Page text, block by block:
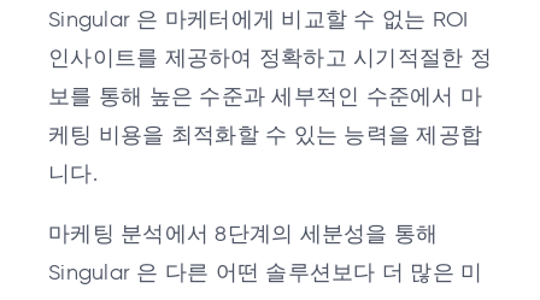
Singular 은 마케터에게 비교할 수 없는 ROI
인사이트를 제공하여 정확하고 시기적절한 정
보를 통해 높은 수준과 세부적인 수준에서 마
케팅 비용을 최적화할 수 있는 능력을 제공합
니다.
마케팅 분석에서 8단계의 세분성을 통해
Singular 은 다른 어떤 솔루션보다 더 많은 미